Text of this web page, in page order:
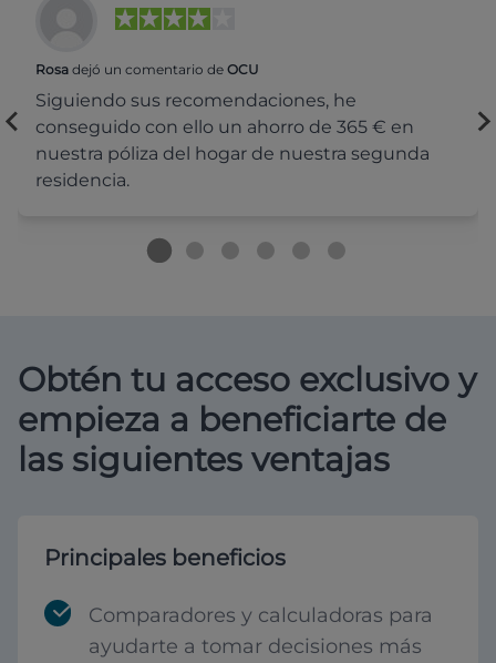
Rosa dejó un comentario de OCU
Siguiendo sus recomendaciones, he
conseguido con ello un ahorro de 365 € en
nuestra póliza del hogar de nuestra segunda
residencia.
Obtén tu acceso exclusivo y
empieza a beneficiarte de
las siguientes ventajas
Principales beneficios
Comparadores y calculadoras para
ayudarte a tomar decisiones más